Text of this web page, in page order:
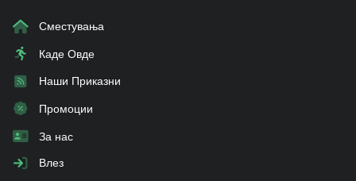
Сместувања
Каде Овде
Наши Приказни
Промоции
За нас
Влез